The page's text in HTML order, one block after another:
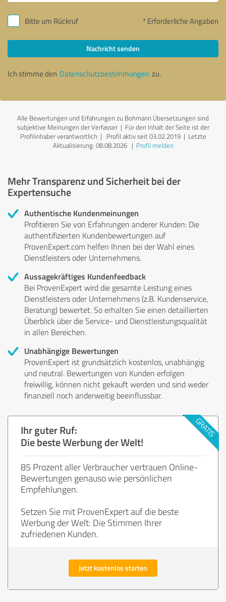
Bitte um Rückruf * Erforderliche Angaben
Nachricht senden
Ich stimme den Datenschutzbestimmungen zu.
Alle Bewertungen und Erfahrungen zu Bohmann Übersetzungen sind
subjektive Meinungen der Verfasser | Für den Inhalt der Seite ist der
Profilinhaber verantwortlich | Profil aktiv seit 03.02.2019 | Letzte
Aktualisierung: 08.08.2026| Profil melden
Mehr Transparenz und Sicherheit bei der
Expertensuche
Authentische Kundenmeinungen
Profitieren Sie von Erfahrungen anderer Kunden: Die
authentifizierten Kundenbewertungen auf
ProvenExpert.com helfen Ihnen bei der Wahl eines
Dienstleisters oder Unternehmens.
Aussagekräftiges Kundenfeedback
Bei ProvenExpert wird die gesamte Leistung eines
Dienstleisters oder Unternehmens (z.B. Kundenservice,
Beratung) bewertet. So erhalten Sie einen detaillierten
Überblick über die Service- und Dienstleistungsqualität
in allen Bereichen.
Unabhängige Bewertungen
ProvenExpert ist grundsätzlich kostenlos, unabhängig
und neutral. Bewertungen von Kunden erfolgen
freiwillig, können nicht gekauft werden und sind weder
finanziell noch anderweitig beeinflussbar.
Ihr guter Ruf:
Die beste Werbung der Welt!
85 Prozent aller Verbraucher vertrauen Online-
Bewertungen genauso wie persönlichen
Empfehlungen.
Setzen Sie mit ProvenExpert auf die beste
Werbung der Welt: Die Stimmen Ihrer
zufriedenen Kunden.
Jetzt kostenlos starten